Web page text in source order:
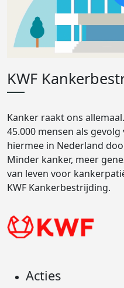
KWF
Kanker raakt ons
45.000 mensen als
hiermee in Nederland
Minder kanker, meer
van leven voor
KWF Kankerbestrijding.
Acties